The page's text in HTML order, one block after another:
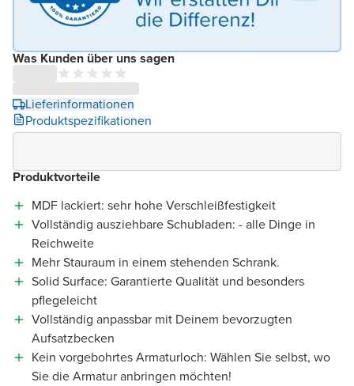
Was Kunden über uns sagen
Lieferinformationen
Produktspezifikationen
Produktvorteile
MDF lackiert: sehr hohe Verschleißfestigkeit
Vollständig ausziehbare Schubladen: - alle Dinge in
Reichweite
Mehr Stauraum in einem stehenden Schrank.
Solid Surface: Garantierte Qualität und besonders
pflegeleicht
Vollständig anpassbar mit Deinem bevorzugten
Aufsatzbecken
Kein vorgebohrtes Armaturloch: Wählen Sie selbst, wo
Sie die Armatur anbringen möchten!